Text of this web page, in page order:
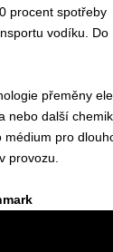
procent spotřeby
vodíku. Do
přeměny
další
pro
provozu.